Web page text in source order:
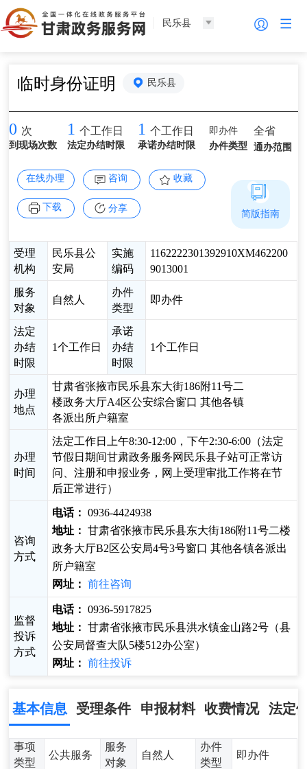
民乐县
临时身份证明 民乐县
0 次
到现场次数
1 个工作日
法定办结时限
1 个工作日
承诺办结时限
即办件
办件类型
全省
通办范围
在线办理 咨询 收藏
下载 分享
受理
机构
民乐县公
安局
实施
编码
1162222301392910XM462200
9013001
服务
对象
自然人
办件
类型
即办件
法定
办结
时限
1个工作日
承诺
办结
时限
1个工作日
办理
地点
甘肃省张掖市民乐县东大街186附11号二
楼政务大厅A4区公安综合窗口 其他各镇
各派出所户籍室
办理
时间
法定工作日上午8:30-12:00，下午2:30-6:00（法定
节假日期间甘肃政务服务网民乐县子站可正常访
问、注册和申报业务，网上受理审批工作将在节
后正常进行）
咨询
方式
电话： 0936-4424938
地址： 甘肃省张掖市民乐县东大街186附11号二楼
政务大厅B2区公安局4号3号窗口 其他各镇各派出
所户籍室
网址： 前往咨询
监督
投诉
方式
电话： 0936-5917825
地址： 甘肃省张掖市民乐县洪水镇金山路2号（县
公安局督查大队5楼512办公室）
网址： 前往投诉
简版指南
基本信息 受理条件 申报材料 收费情况 法定
事项
类型
公共服务
服务
对象
自然人
办件
类型
即办件